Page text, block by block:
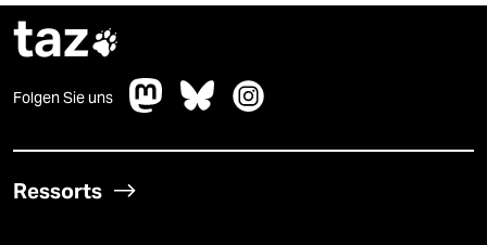
taz
Folgen Sie uns
Ressorts